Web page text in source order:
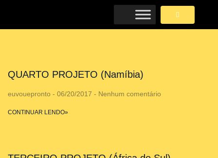
QUARTO PROJETO (Namíbia)
euvouepronto 06/20/2017 Nenhum comentário
CONTINUAR LENDO»